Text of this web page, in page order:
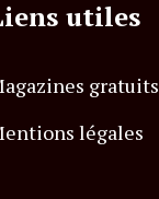
utiles
gratuits
légales